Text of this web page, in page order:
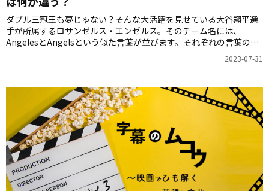
ダブル三冠王も夢じゃない？そんな大活躍を見せている大谷翔平選
手が所属するロサンゼルス・エンゼルス。そのチーム名には、
AngelesとAngelsという似た言葉が並びます。それぞれの言葉の意
2023-07-31